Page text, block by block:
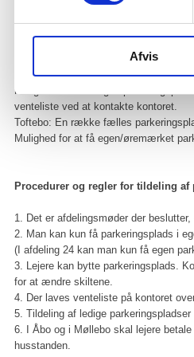
Afvis
Åbo: En række fælles
Østerbo: En række fælles
Møllebo: En række fælles
Mulighed for at få egen
venteliste ved at kontakte kontoret.
Toftebo: En række fælles
Mulighed for at få egen/øremærket
Procedurer og regler for tildeling af
1. Det er afdelingsmøder der
2. Man kan kun få parkeringsplads i
(I afdeling 24 kan man kun få egen
3. Lejere kan bytte parkeringsplads.
for at ændre skiltene.
4. Der laves venteliste på kontoret
5. Tildeling af ledige
6. I Åbo og i Møllebo skal lejere
husstanden.